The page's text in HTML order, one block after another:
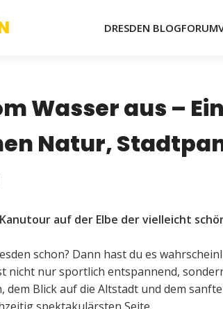
DRESDEN BLOGFORUM
Wasser aus –
Natur,
auf der Elbe der vielleicht
schon? Dann hast du es
nicht nur sportlich entspannend,
dem Blick auf die Altstadt und dem